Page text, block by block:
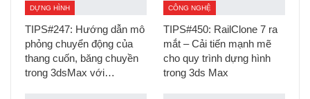
DỰNG HÌNH
TIPS#247: Hướng dẫn mô
phỏng chuyển động của
thang cuốn, băng chuyền
trong 3dsMax với…
CÔNG NGHỆ
TIPS#450: RailClone 7 ra
mắt – Cải tiến mạnh mẽ
cho quy trình dựng hình
trong 3ds Max